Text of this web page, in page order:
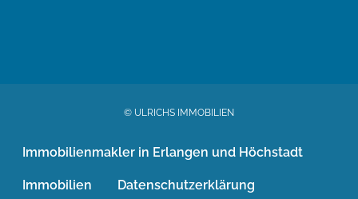
© ULRICHS IMMOBILIEN
Immobilienmakler in Erlangen und Höchstadt
Immobilien Datenschutzerklärung